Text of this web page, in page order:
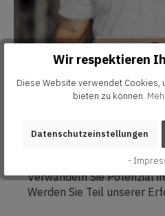
Verwandeln Sie Potenzial
Werden Sie Teil unserer
Wir respektieren
Diese Website verwendet Cookies,
bieten zu können.
Datenschutzeinstellungen
-